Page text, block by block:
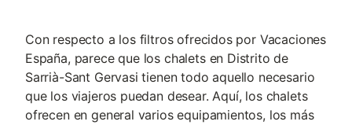
Con respecto a los filtros ofrecidos por Vacaciones
España, parece que los chalets en Distrito de
Sarrià-Sant Gervasi tienen todo aquello necesario
que los viajeros puedan desear. Aquí, los chalets
ofrecen en general varios equipamientos, los más